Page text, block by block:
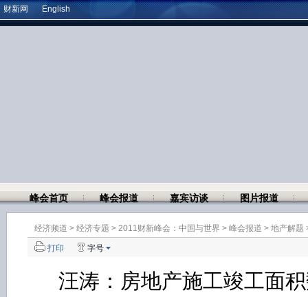
财新网 English
峰会首页 峰会报道 嘉宾访谈 图片报道
经济频道 > 经济专题 > 2011财新峰会：中国与世界 > 峰会报道 > 地产解题
打印 字号
汪涛：房地产施工竣工面